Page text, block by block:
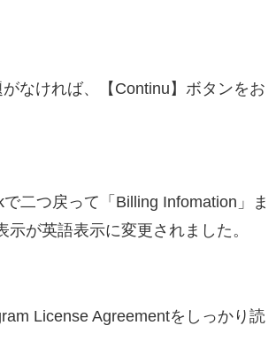
なければ、【Continu】ボタンをお
二つ戻って「Billing Infomation」ま
が英語表示に変更されました。
License Agreementをしっかり読